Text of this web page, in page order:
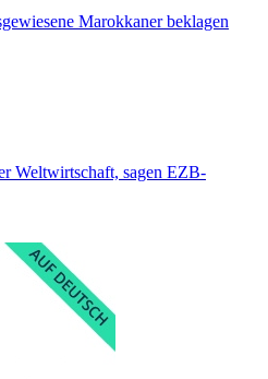
Marokkaner beklagen
Weltwirtschaft, sagen EZB-